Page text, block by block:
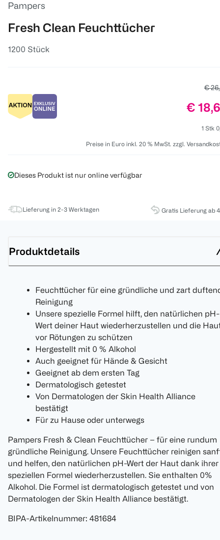
Pampers
Fresh Clean Feuchttücher
1200 Stück
€
Preis:
€
1 Stk
Preise in Euro inkl. 20 % MwSt. zzgl.
Dieses Produkt ist nur online verfügbar
Lieferung in 2-3 Werktagen Gratis Lieferung ab
Produktdetails
Feuchttücher für eine gründliche und zart
Reinigung
Unsere spezielle Formel hilft, den natürlichen pH-
Wert deiner Haut wiederherzustellen und die
vor Rötungen zu schützen
Hergestellt mit 0 % Alkohol
Auch geeignet für Hände & Gesicht
Geeignet ab dem ersten Tag
Dermatologisch getestet
Von Dermatologen der Skin Health Alliance
bestätigt
Für zu Hause oder unterwegs
Pampers Fresh & Clean Feuchttücher – für eine rundum
gründliche Reinigung. Unsere Feuchttücher reinigen
und helfen, den natürlichen pH-Wert der Haut dank ihrer
speziellen Formel wiederherzustellen. Sie enthalten 0%
Alkohol. Die Formel ist dermatologisch getestet und von
Dermatologen der Skin Health Alliance bestätigt.
BIPA-Artikelnummer: 481684